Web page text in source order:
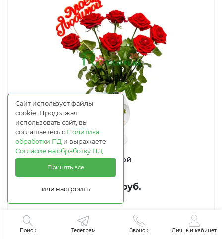
Любимой
от 3 327 руб.
Поиск Телеграм Звонок Личный кабинет
Сайт использует файлы
cookie. Продолжая
использовать сайт, вы
соглашаетесь с Политика
обработки ПД и выражаете
Согласие на обработку ПД
Принять все
или настроить